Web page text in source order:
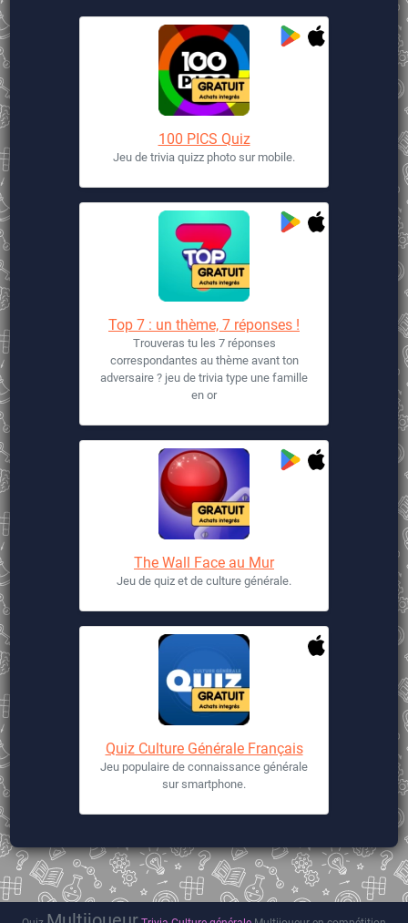
100 PICS Quiz
Jeu de trivia quizz photo sur mobile.
Top 7 : un thème, 7 réponses !
Trouveras tu les 7 réponses
correspondantes au thème avant ton
adversaire ? jeu de trivia type une famille
en or
The Wall Face au Mur
Jeu de quiz et de culture générale.
Quiz Culture Générale Français
Jeu populaire de connaissance générale
sur smartphone.